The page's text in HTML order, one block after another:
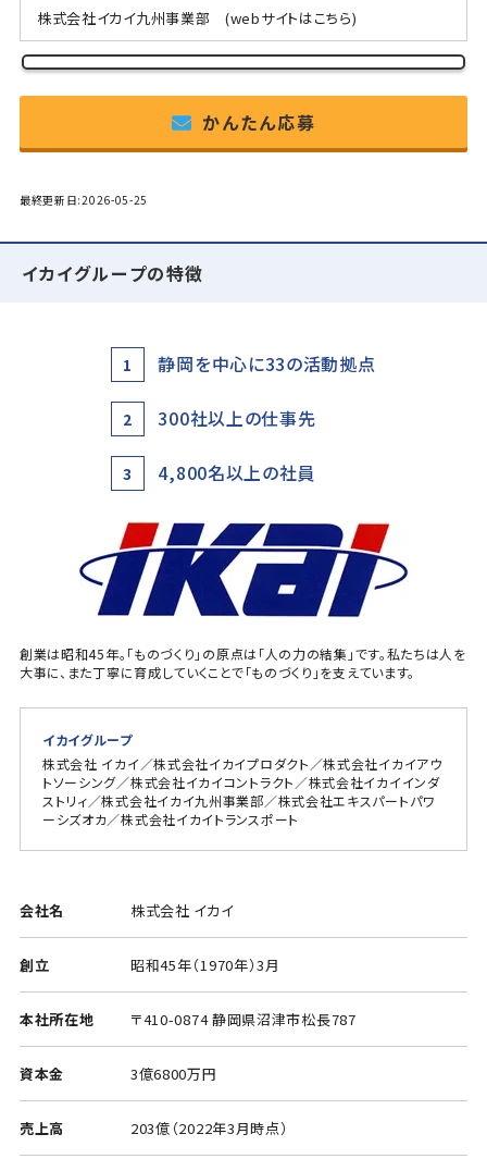
株式会社イカイ九州事業部(webサイトはこちら)
かんたん応募
最終更新日:2026-05-25
イカイグループの特徴
1 静岡を中心に33の活動拠点
2 300社以上の仕事先
3 4,800名以上の社員
創業は昭和45年。「ものづくり」の原点は「人の力の結集」です。私たちは人を
大事に、また丁寧に育成していくことで「ものづくり」を支えています。
イカイグループ
株式会社 イカイ／株式会社イカイプロダクト／株式会社イカイアウ
トソーシング／株式会社イカイコントラクト／株式会社イカイインダ
ストリィ／株式会社イカイ九州事業部／株式会社エキスパートパワ
ーシズオカ／株式会社イカイトランスポート
会社名 株式会社 イカイ
創立 昭和45年（1970年）3月
本社所在地 〒410-0874 静岡県沼津市松長787
資本金 3億6800万円
売上高 203億（2022年3月時点）